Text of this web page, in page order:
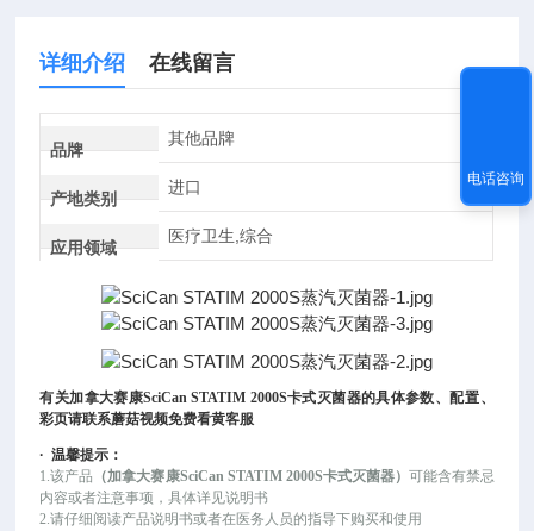
详细介绍 在线留言
品牌
其他品牌
产地类别
进口
应用领域
医疗卫生,综合
有关加拿大赛康SciCan STATIM 2000S卡式灭菌器的具体参数、配置、
彩页请联系蘑菇视频免费看黄客服
·温馨提示：
1.该产品
（加拿大赛康SciCan STATIM 2000S卡式灭菌器） 可能含有禁忌
内容或者注意事项，具体详见说明书
2.请仔细阅读产品说明书或者在医务人员的指导下购买和使用
电话咨询